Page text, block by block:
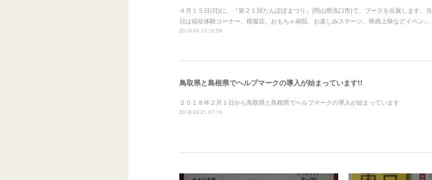
４月１５日(日)に、『第２１回たんぽぽまつり』(岡山県浅口市)で、ブースを出展します。当
日は福祉体験コーナー、模擬店、おもちゃ病院、お楽しみステージ、映画上映などイベン…
2018.04.13 12:59
鳥取県と島根県でヘルプマークの導入が始まっています!!
２０１８年２月１日から鳥取県と島根県でヘルプマークの導入が始まっています
2018.03.21 07:16